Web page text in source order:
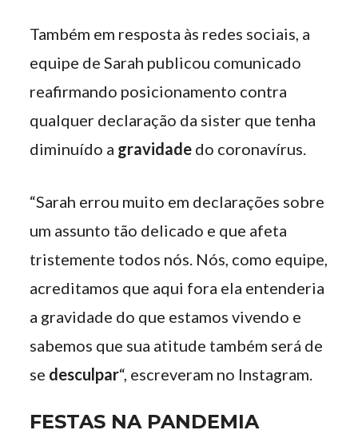
Também em resposta às redes sociais, a
equipe de Sarah publicou comunicado
reafirmando posicionamento contra
qualquer declaração da sister que tenha
diminuído a gravidade do coronavírus.
“Sarah errou muito em declarações sobre
um assunto tão delicado e que afeta
tristemente todos nós. Nós, como equipe,
acreditamos que aqui fora ela entenderia
a gravidade do que estamos vivendo e
sabemos que sua atitude também será de
se desculpar“, escreveram no Instagram.
FESTAS NA PANDEMIA